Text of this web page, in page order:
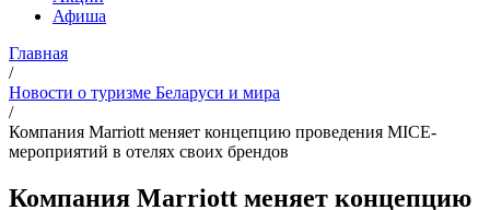
Афиша
Главная
/
Новости о туризме Беларуси и мира
/
Компания Marriott меняет концепцию проведения MICE-
мероприятий в отелях своих брендов
Компания Marriott меняет концепцию